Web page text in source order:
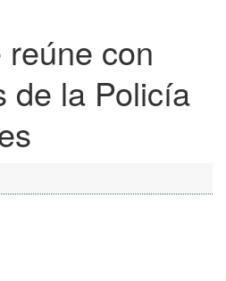
con
de la Policía